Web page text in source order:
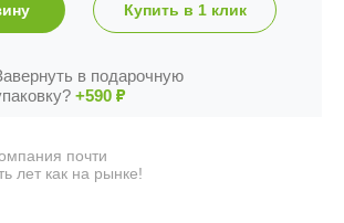
Купить в 1 клик
в подарочную
+590 ₽
почти
лет как на рынке!